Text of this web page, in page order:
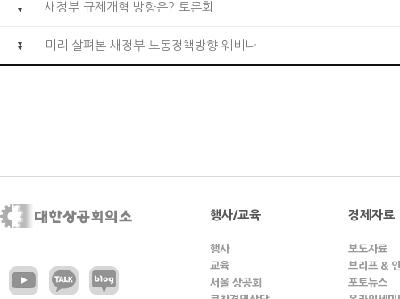
새정부 규제개혁 방향은? 토론회
미리 살펴본 새정부 노동정책방향 웨비나
행사/교육
행사
교육
서울 상공회
경제자료
보도자료
브리프 &
포토뉴스